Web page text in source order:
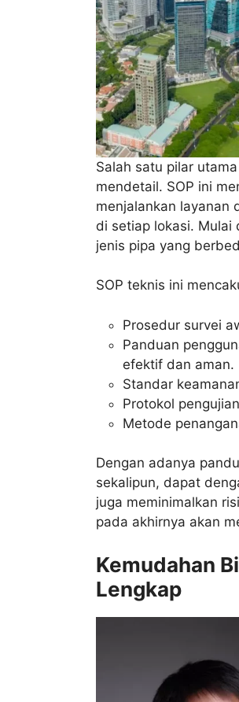
Salah satu pilar
mendetail. SOP ini
menjalankan layanan
di setiap lokasi. Mulai
jenis pipa yang
SOP teknis ini
Prosedur survei
Panduan
efektif dan aman.
Standar
Protokol
Metode
Dengan adanya
sekalipun, dapat
juga meminimalkan
pada akhirnya akan
Kemudahan
Lengkap